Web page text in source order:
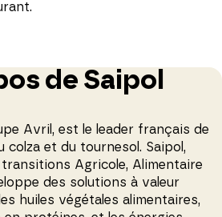
de Saipol
Avril, est le leader français de
colza et du tournesol. Saipol,
Agricole, Alimentaire
des solutions à valeur
huiles végétales alimentaires,